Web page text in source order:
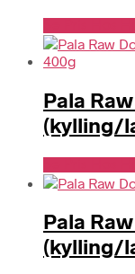
Pala
(kylling/
Pala
(kylling/